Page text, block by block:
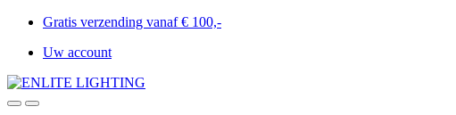
Gratis verzending vanaf € 100,-
Uw account